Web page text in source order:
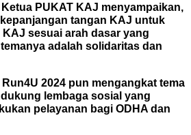
PUKAT KAJ menyampaikan,
tangan KAJ untuk
sesuai arah dasar yang
adalah solidaritas dan
2024 pun mengangkat tema
lembaga sosial yang
pelayanan bagi ODHA dan